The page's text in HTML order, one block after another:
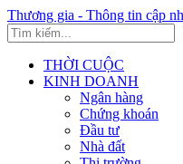
Thương gia - Thông tin cập
THỜI CUỘC
KINH DOANH
Ngân hàng
Chứng khoán
Đầu tư
Nhà đất